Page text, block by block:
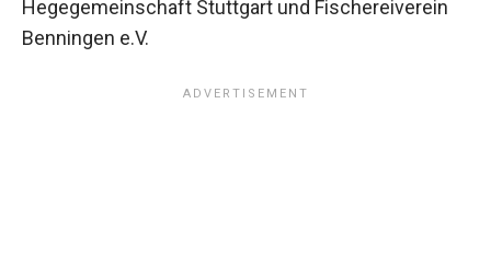
Hegegemeinschaft Stuttgart und Fischereiverein
Benningen e.V.